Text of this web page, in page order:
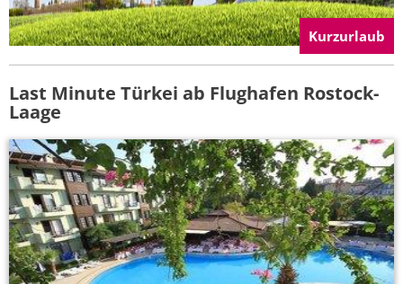
Kurzurlaub
Last Minute Türkei ab Flughafen Rostock-
Laage